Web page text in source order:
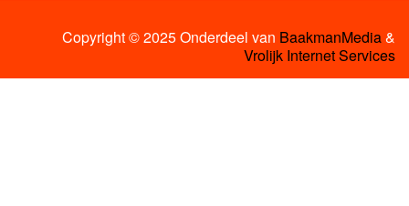
Copyright © 2025 Onderdeel van BaakmanMedia&
Vrolijk Internet Services